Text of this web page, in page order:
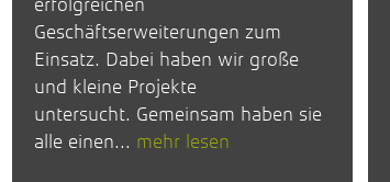
erfolgreichen
Geschäftserweiterungen zum
Einsatz. Dabei haben wir große
und kleine Projekte
untersucht. Gemeinsam haben sie
alle einen... mehr lesen